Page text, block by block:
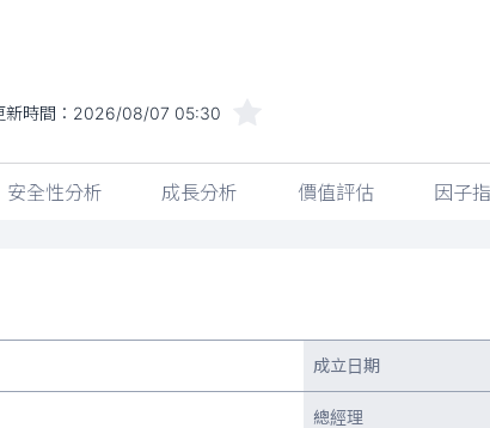
時間： 2026/08/07 05:30
安全性分析 成長分析 價值評估 因子
成立日期
總經理